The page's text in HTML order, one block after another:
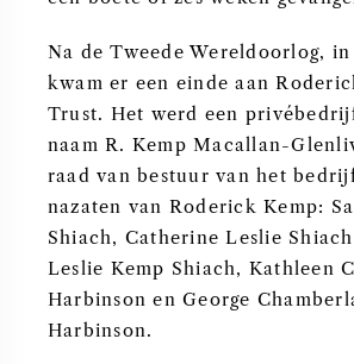
Na de Tweede Wereldoorlog,
kwam er een einde aan
Trust. Het werd een
naam R. Kemp Macallan-
raad van bestuur van het
nazaten van Roderick Kemp:
Shiach, Catherine Leslie
Leslie Kemp Shiach, Kathleen
Harbinson en George
Harbinson.